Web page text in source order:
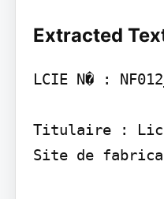
Extracted
LCIE N� :
Titulaire :
Site de